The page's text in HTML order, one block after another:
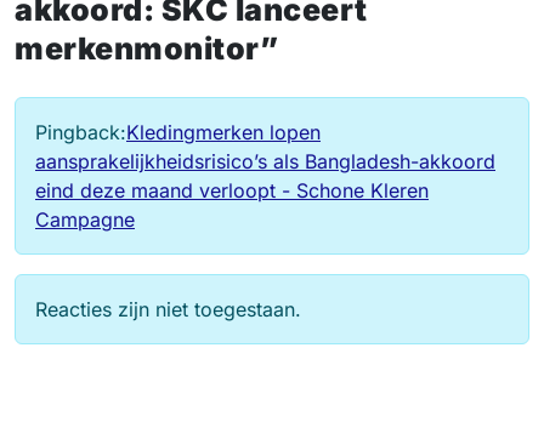
akkoord: SKC lanceert
merkenmonitor”
Pingback:Kledingmerken lopen
aansprakelijkheidsrisico’s als Bangladesh-akkoord
eind deze maand verloopt - Schone Kleren
Campagne
Reacties zijn niet toegestaan.